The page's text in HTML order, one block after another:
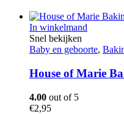
In winkelmand
Snel bekijken
Baby en geboorte,
House of Marie
4.00 out of 5
€2,95